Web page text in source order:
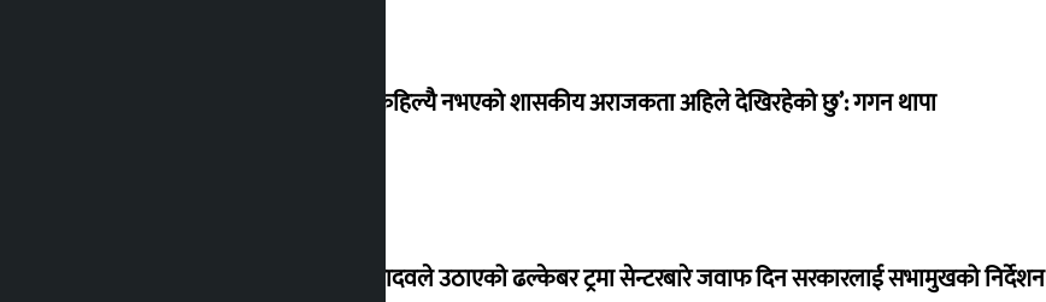
‘देशमा कहिल्यै नभएको शासकीय अराजकता अहिले देखिरहेको छु’: गगन थापा
सांसद यादवले उठाएको ढल्केबर ट्रमा सेन्टरबारे जवाफ दिन सरकारलाई सभामुखको निर्देशन